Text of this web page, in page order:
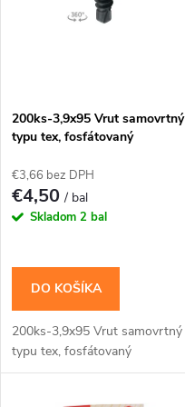
e
p
r
o
d
u
s
p
r
u
k
200ks-3,9x95 Vrut samovrtný
typu tex, fosfátovaný
€3,66 bez DPH
€4,50/ bal
Skladom 2 bal
DO KOŠÍKA
200ks-3,9x95 Vrut samovrtný
typu tex, fosfátovaný